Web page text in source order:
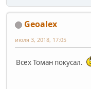
Geoalex
июля 3, 2018, 17:05
Всех Томан покусал.